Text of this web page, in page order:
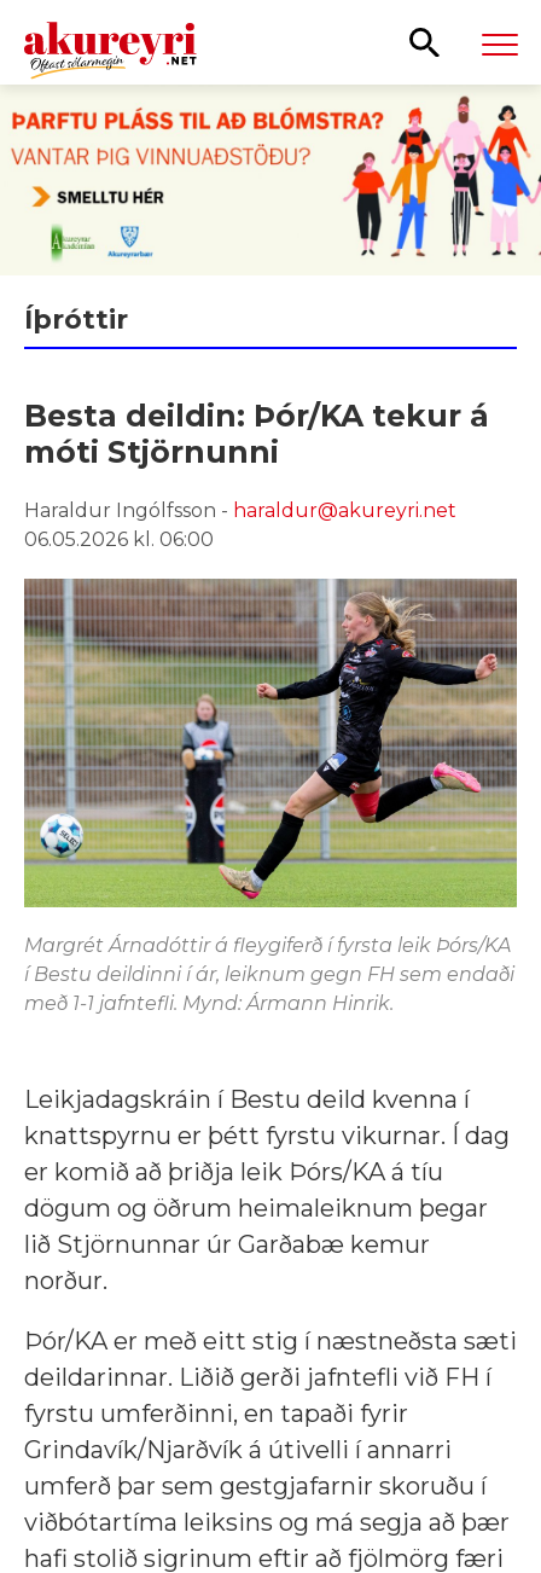
Leita
Íþróttir
Besta deildin: Þór/KA tekur á
móti Stjörnunni
Haraldur Ingólfsson - haraldur@akureyri.net
06.05.2026 kl. 06:00
Margrét Árnadóttir á fleygiferð í fyrsta leik Þórs/KA
í Bestu deildinni í ár, leiknum gegn FH sem endaði
með 1-1 jafntefli. Mynd: Ármann Hinrik.
Leikjadagskráin í Bestu deild kvenna í
knattspyrnu er þétt fyrstu vikurnar. Í dag
er komið að þriðja leik Þórs/KA á tíu
dögum og öðrum heimaleiknum þegar
lið Stjörnunnar úr Garðabæ kemur
norður.
Þór/KA er með eitt stig í næstneðsta sæti
deildarinnar. Liðið gerði jafntefli við FH í
fyrstu umferðinni, en tapaði fyrir
Grindavík/Njarðvík á útivelli í annarri
umferð þar sem gestgjafarnir skoruðu í
viðbótartíma leiksins og má segja að þær
hafi stolið sigrinum eftir að fjölmörg færi